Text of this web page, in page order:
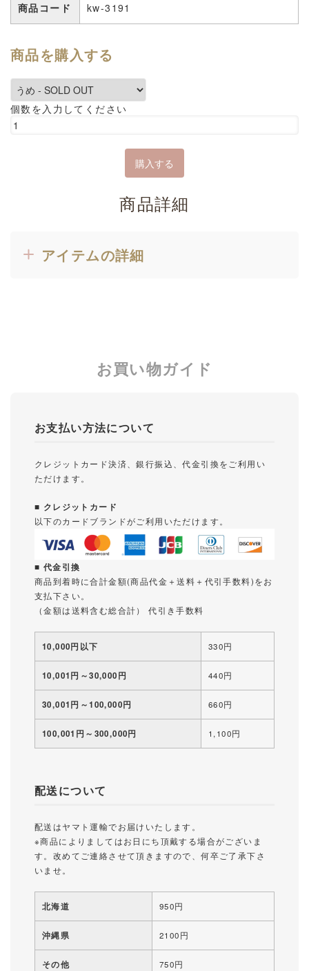
商品コード kw-3191
商品を購入する
個数を入力してください
商品詳細
アイテムの詳細
お買い物ガイド
お支払い方法について
クレジットカード決済、銀行振込、代金引換をご利用い
ただけます。
■ クレジットカード
以下のカードブランドがご利用いただけます。
■ 代金引換
商品到着時に合計金額(商品代金＋送料＋代引手数料)をお
支払下さい。
（金額は送料含む総合計） 代引き手数料
10,000円以下 330円
10,001円～30,000円 440円
30,001円～100,000円 660円
100,001円～300,000円 1,100円
配送について
配送はヤマト運輸でお届けいたします。
※商品によりましてはお日にち頂戴する場合がございま
す。改めてご連絡させて頂きますので、何卒ご了承下さ
いませ。
北海道 950円
沖縄県 2100円
その他 750円